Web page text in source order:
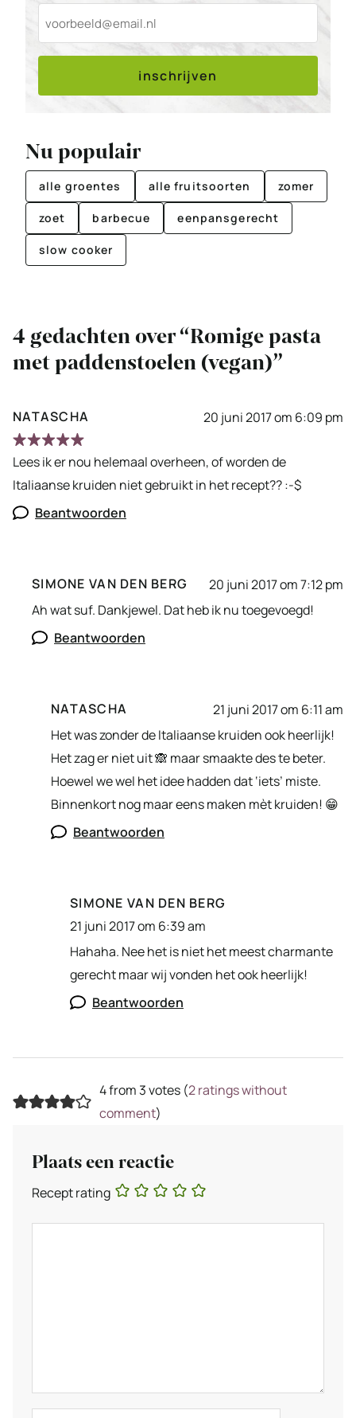
inschrijven
Nu populair
alle groentes alle fruitsoorten zomer
zoet barbecue eenpansgerecht
slow cooker
4 gedachten over “Romige pasta
met paddenstoelen (vegan)”
NATASCHA 20 juni 2017 om 6:09 pm
Lees ik er nou helemaal overheen, of worden de
Italiaanse kruiden niet gebruikt in het recept?? :-$
Beantwoorden
SIMONE VAN DEN BERG
20 juni 2017 om 7:12 pm
Ah wat suf. Dankjewel. Dat heb ik nu toegevoegd!
Beantwoorden
NATASCHA
21 juni 2017 om 6:11 am
Het was zonder de Italiaanse kruiden ook heerlijk!
Het zag er niet uit 🙈 maar smaakte des te beter.
Hoewel we wel het idee hadden dat ‘iets’ miste.
Binnenkort nog maar eens maken mèt kruiden! 😁
Beantwoorden
SIMONE VAN DEN BERG
21 juni 2017 om 6:39 am
Hahaha. Nee het is niet het meest charmante
gerecht maar wij vonden het ook heerlijk!
Beantwoorden
4 from 3 votes (2 ratings without
comment)
Plaats een reactie
Recept rating